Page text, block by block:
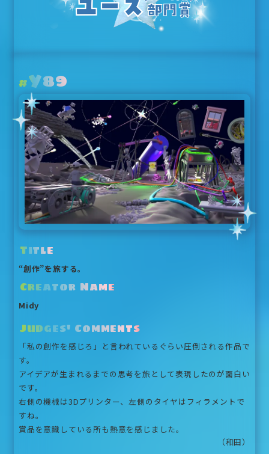
#Y89
Title
“創作”を旅する。
Creator Name
Midy
Judges' Comments
「私の創作を感じろ」と言われているぐらい圧倒される作品で
す。
アイデアが生まれるまでの思考を旅として表現したのが面白い
です。
右側の機械は3Dプリンター、左側のタイヤはフィラメントで
すね。
賞品を意識している所も熱意を感じました。
（和田）